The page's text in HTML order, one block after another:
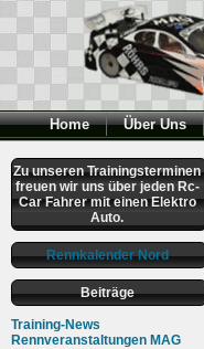
Home Über Uns
Zu unseren Trainingsterminen
freuen wir uns über jeden Rc-
Car Fahrer mit einen Elektro
Auto.
Rennkalender Nord
Beiträge
Training-News
Rennveranstaltungen MAG